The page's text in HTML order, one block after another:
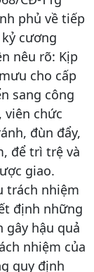
phủ về tiếp
cương
nêu rõ: Kịp
cho cấp
sang công
viên chức
đùn đẩy,
để trì trệ và
giao.
trách nhiệm
định những
gây hậu quả
nhiệm của
quy định